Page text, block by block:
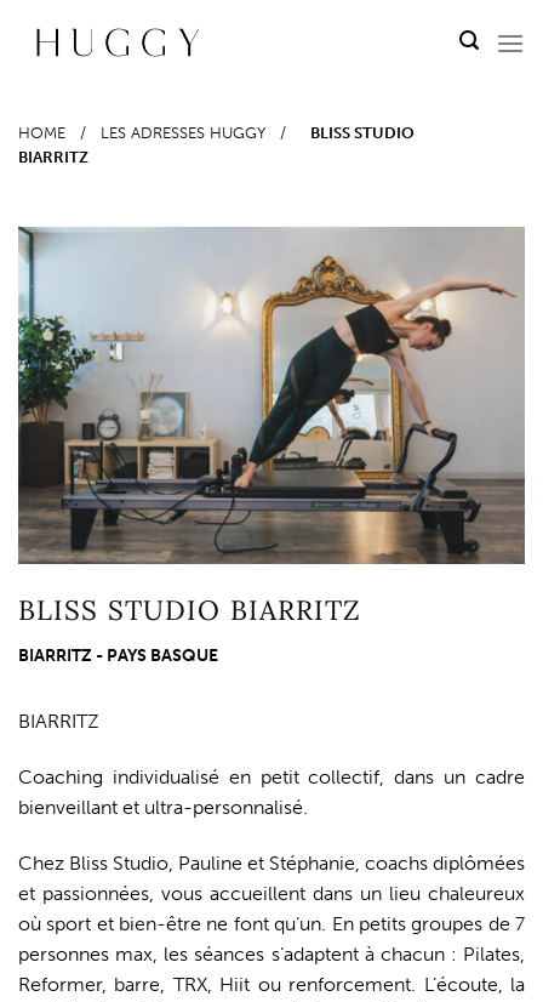
HOME / LES ADRESSES HUGGY /
BLISS STUDIO
BIARRITZ
BLISS STUDIO BIARRITZ
BIARRITZ - PAYS BASQUE
BIARRITZ
Coaching individualisé en petit collectif, dans un cadre
bienveillant et ultra-personnalisé.
Chez Bliss Studio, Pauline et Stéphanie, coachs diplômées
et passionnées, vous accueillent dans un lieu chaleureux
où sport et bien-être ne font qu’un. En petits groupes de 7
personnes max, les séances s’adaptent à chacun : Pilates,
Reformer, barre, TRX, Hiit ou renforcement. L’écoute, la